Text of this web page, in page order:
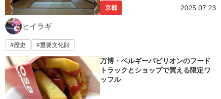
京都 2025.07.23
ヒイラギ
歴史 重要文化財
万博・ベルギーパビリオンのフード
トラックとショップで買える限定ワ
ッフル